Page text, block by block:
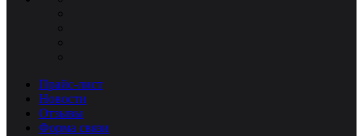
Прайс-лист
Новости
Отзывы
Форма связи